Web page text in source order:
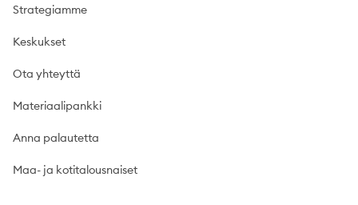
Strategiamme
Keskukset
Ota yhteyttä
Materiaalipankki
Anna palautetta
Maa- ja kotitalousnaiset